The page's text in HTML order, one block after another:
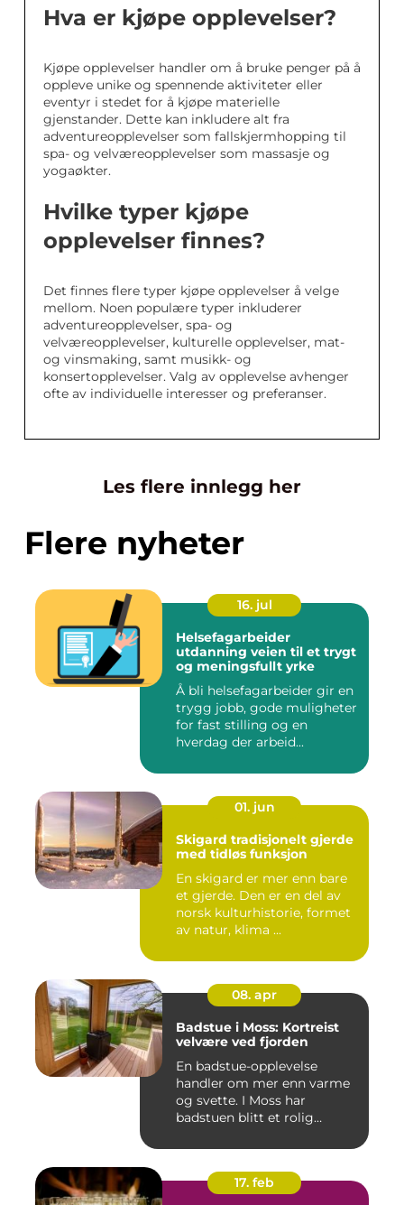
Hva er kjøpe opplevelser?
Kjøpe opplevelser handler om å bruke penger på å
oppleve unike og spennende aktiviteter eller
eventyr i stedet for å kjøpe materielle
gjenstander. Dette kan inkludere alt fra
adventureopplevelser som fallskjermhopping til
spa- og velværeopplevelser som massasje og
yogaøkter.
Hvilke typer kjøpe
opplevelser finnes?
Det finnes flere typer kjøpe opplevelser å velge
mellom. Noen populære typer inkluderer
adventureopplevelser, spa- og
velværeopplevelser, kulturelle opplevelser, mat-
og vinsmaking, samt musikk- og
konsertopplevelser. Valg av opplevelse avhenger
ofte av individuelle interesser og preferanser.
Les flere innlegg her
Flere nyheter
16. jul
Helsefagarbeider
utdanning veien til et trygt
og meningsfullt yrke
Å bli helsefagarbeider gir en
trygg jobb, gode muligheter
for fast stilling og en
hverdag der arbeid...
01. jun
Skigard tradisjonelt gjerde
med tidløs funksjon
En skigard er mer enn bare
et gjerde. Den er en del av
norsk kulturhistorie, formet
av natur, klima ...
08. apr
Badstue i Moss: Kortreist
velvære ved fjorden
En badstue-opplevelse
handler om mer enn varme
og svette. I Moss har
badstuen blitt et rolig
17. feb